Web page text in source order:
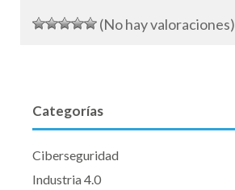
(No hay valoraciones)
Categorías
Ciberseguridad
Industria 4.0